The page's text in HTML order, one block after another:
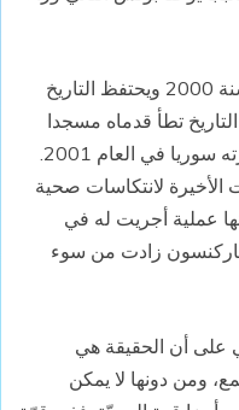
+ زار قداسته مصر حاجا الى سيناء سنة 2000 ويحتفظ التاريخ
تطأ قدماه مسجدا
الأخيرة لانتكاسات صحية
عملية أجريت له في
زادت من سوء
على أن الحقيقة هي
ومن دونها لا يمكن